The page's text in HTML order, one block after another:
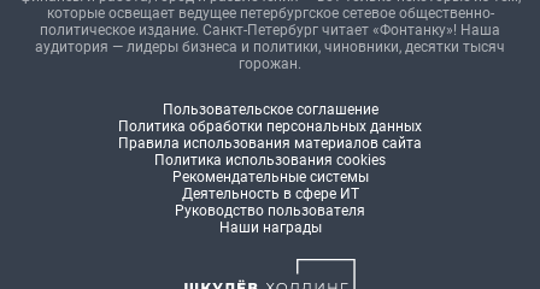
которые освещает ведущее петербургское сетевое общественно-
политическое издание. Санкт-Петербург читает «Фонтанку»! Наша
аудитория — лидеры бизнеса и политики, чиновники, десятки тысяч
горожан.
Пользовательское соглашение
Политика обработки персональных данных
Правила использования материалов сайта
Политика использования cookies
Рекомендательные системы
Деятельность в сфере ИТ
Руководство пользователя
Наши награды